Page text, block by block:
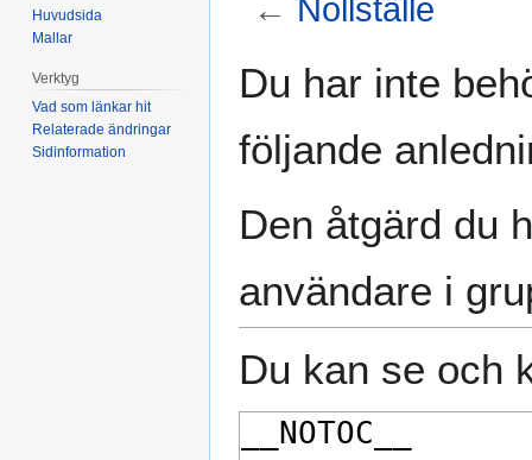
← Nollställe
Du har inte
följande
Den åtgärd du
användare i
Du kan se och
Huvudsida
Mallar
Verktyg
Vad som länkar hit
Relaterade ändringar
Sidinformation